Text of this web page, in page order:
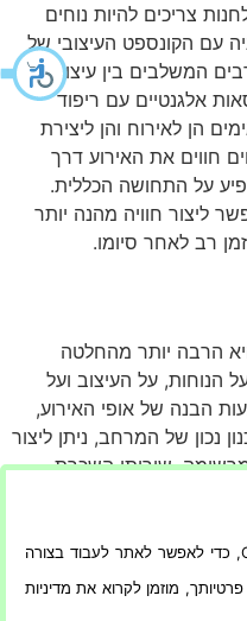
צריכים להיות נוחים
עם הקונספט העיצובי של
המשלבים בין עיצוב
אלגנטיים עם ריפוד
הן לאירוח והן ליצירת
חווים את האירוע דרך
על התחושה הכללית.
ליצור חוויה מהנה יותר
רב לאחר סיומו.
הרבה יותר מהחלטה
הנוחות, על העיצוב ועל
הבנה של אופי האירוע,
נכון של המרחב, ניתן ליצור
שירותי השכרת
לבחור בכל פעם מחדש
של האירוע.
מחשבה בפרטים
פשוט יותר ומתוצאה
המשתתפים. בסופו של
באתר זה אנו משתמשים בקבצי Cookies, כדי לאפשר לאתר לעבוד בצורה
מוזמן לקרוא את מדיניות